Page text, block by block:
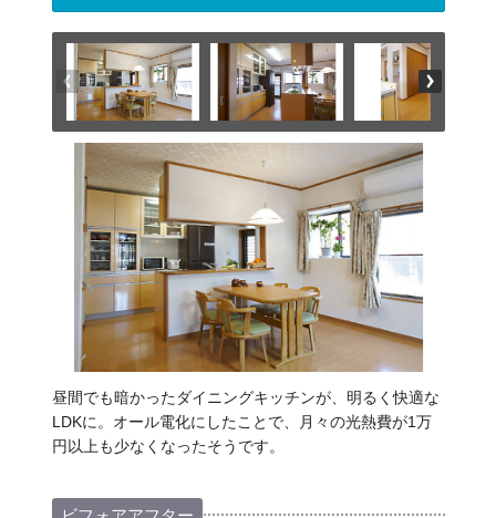
昼間でも暗かったダイニングキッチンが、明るく快適な
LDKに。オール電化にしたことで、月々の光熱費が1万
円以上も少なくなったそうです。